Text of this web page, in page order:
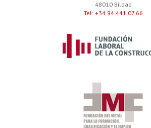
48010 Bilbao
Tel: +34 94 441 07 66